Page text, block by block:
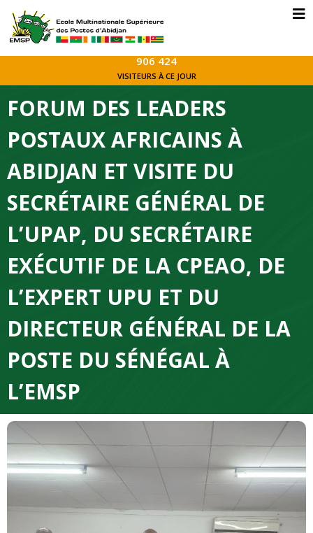
906 424
VISITEURS À CE JOUR
FORUM DES LEADERS
POSTAUX AFRICAINS À
ABIDJAN ET VISITE DU
SECRÉTAIRE GÉNÉRAL DE
L’UPAP, DU SECRÉTAIRE
EXÉCUTIF DE LA CPEAO, DE
L’EXPERT UPU ET DU
DIRECTEUR GÉNÉRAL DE LA
POSTE DU SÉNÉGAL À
L’EMSP